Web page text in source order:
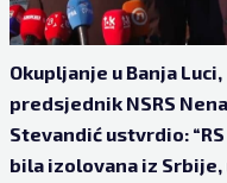
Okupljanje u Banja Luci,
predsjednik NSRS
Stevandić ustvrdio:
bila izolovana iz Srbije,